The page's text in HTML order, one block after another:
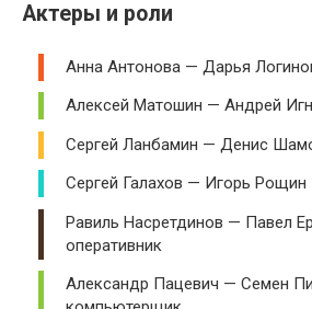
Актеры и роли
Анна Антонова — Дарья
Алексей Матошин — Андрей
Сергей Ланбамин — Денис
Сергей Галахов — Игорь Рощин
Равиль Насретдинов — Павел
оперативник
Александр Пацевич — Семен